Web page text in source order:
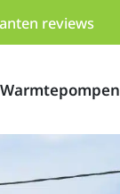
reviews
Warmtepompen